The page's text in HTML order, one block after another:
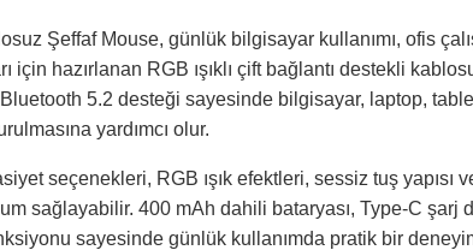
Şeffaf Mouse, günlük bilgisayar kullanımı, ofis
için hazırlanan RGB ışıklı çift bağlantı destekli
Bluetooth 5.2 desteği sayesinde bilgisayar, laptop,
yardımcı olur.
seçenekleri, RGB ışık efektleri, sessiz tuş yapısı
sağlayabilir. 400 mAh dahili bataryası, Type-C şarj
sayesinde günlük kullanımda pratik bir